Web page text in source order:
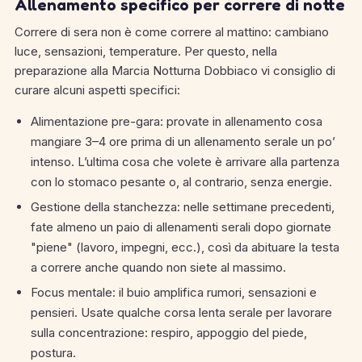
Allenamento specifico per correre di notte
Correre di sera non è come correre al mattino: cambiano
luce, sensazioni, temperature. Per questo, nella
preparazione alla Marcia Notturna Dobbiaco vi consiglio di
curare alcuni aspetti specifici:
Alimentazione pre-gara: provate in allenamento cosa
mangiare 3–4 ore prima di un allenamento serale un po’
intenso. L’ultima cosa che volete è arrivare alla partenza
con lo stomaco pesante o, al contrario, senza energie.
Gestione della stanchezza: nelle settimane precedenti,
fate almeno un paio di allenamenti serali dopo giornate
"piene" (lavoro, impegni, ecc.), così da abituare la testa
a correre anche quando non siete al massimo.
Focus mentale: il buio amplifica rumori, sensazioni e
pensieri. Usate qualche corsa lenta serale per lavorare
sulla concentrazione: respiro, appoggio del piede,
postura.